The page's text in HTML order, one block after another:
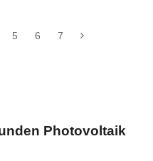
5 6 7
Photovoltaik